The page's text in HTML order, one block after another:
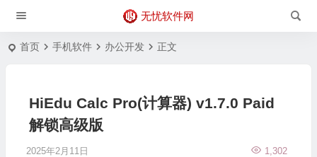
无忧软件网
首页 手机软件 办公开发 正文
HiEdu Calc Pro(计算器) v1.7.0 Paid
解锁高级版
2025年2月11日 1,302